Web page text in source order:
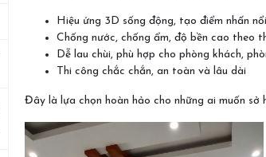
Hiệu ứng 3D sống động, tạo điểm nhấn
Chống nước, chống ẩm, độ bền cao theo
Dễ lau chùi, phù hợp cho phòng khách,
Thi công chắc chắn, an toàn và lâu dài
Đây là lựa chọn hoàn hảo cho những ai muốn